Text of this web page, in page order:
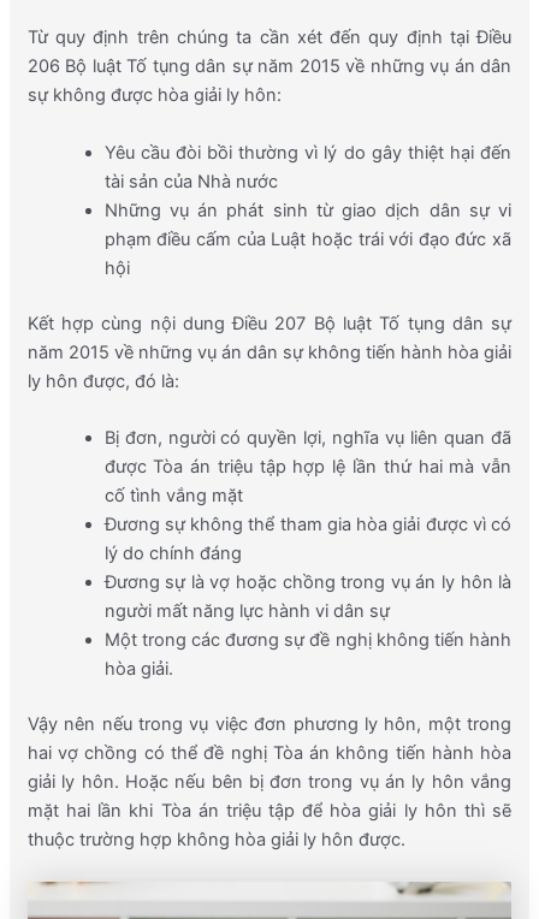
Từ quy định trên chúng ta cần xét đến quy định tại Điều
206 Bộ luật Tố tụng dân sự năm 2015 về những vụ án dân
sự không được hòa giải ly hôn:
Yêu cầu đòi bồi thường vì lý do gây thiệt hại đến
tài sản của Nhà nước
Những vụ án phát sinh từ giao dịch dân sự vi
phạm điều cấm của Luật hoặc trái với đạo đức xã
hội
Kết hợp cùng nội dung Điều 207 Bộ luật Tố tụng dân sự
năm 2015 về những vụ án dân sự không tiến hành hòa giải
ly hôn được, đó là:
Bị đơn, người có quyền lợi, nghĩa vụ liên quan đã
được Tòa án triệu tập hợp lệ lần thứ hai mà vẫn
cố tình vắng mặt
Đương sự không thể tham gia hòa giải được vì có
lý do chính đáng
Đương sự là vợ hoặc chồng trong vụ án ly hôn là
người mất năng lực hành vi dân sự
Một trong các đương sự đề nghị không tiến hành
hòa giải.
Vậy nên nếu trong vụ việc đơn phương ly hôn, một trong
hai vợ chồng có thể đề nghị Tòa án không tiến hành hòa
giải ly hôn. Hoặc nếu bên bị đơn trong vụ án ly hôn vắng
mặt hai lần khi Tòa án triệu tập để hòa giải ly hôn thì sẽ
thuộc trường hợp không hòa giải ly hôn được.